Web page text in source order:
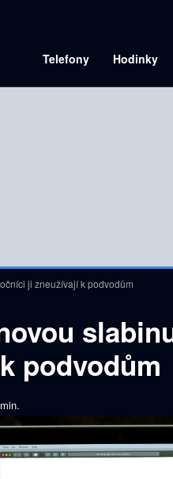
Telefony Hodinky
ji zneužívají k podvodům
podvodům
min.